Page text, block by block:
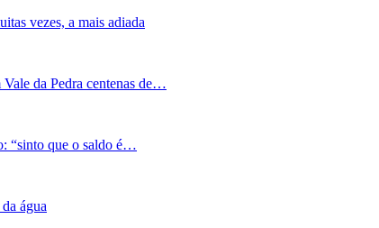
vezes, a mais adiada
da Pedra centenas de…
“sinto que o saldo é…
água